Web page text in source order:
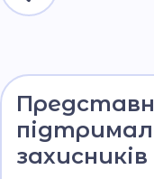
захисників